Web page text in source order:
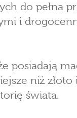
do pełna
i
posiadają
niż złoto
świata.